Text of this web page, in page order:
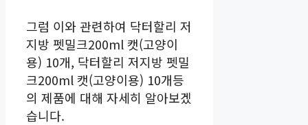
그럼 이와 관련하여 닥터할리 저
지방 펫밀크200ml 캣(고양이
용) 10개, 닥터할리 저지방 펫밀
크200ml 캣(고양이용) 10개등
의 제품에 대해 자세히 알아보겠
습니다.